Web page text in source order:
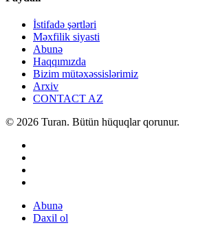
İstifadə şərtləri
Məxfilik siyasti
Abunə
Haqqımızda
Bizim mütəxəssislərimiz
Arxiv
CONTACT AZ
© 2026 Turan. Bütün hüquqlar qorunur.
Abunə
Daxil ol